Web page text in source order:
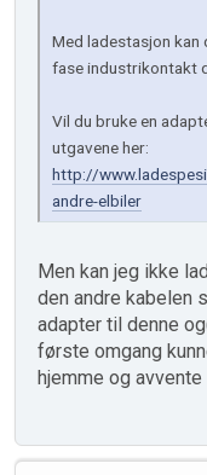
Med ladestasjon kan
fase industrikontakt
Vil du bruke en
utgavene her:
http://
andre-elbiler
Men kan jeg ikke
den andre kabelen
adapter til denne
første omgang
hjemme og